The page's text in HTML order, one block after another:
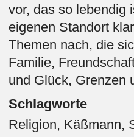
vor, das so lebendig
eigenen Standort
Themen nach, die
Familie,
und Glück, Grenzen
Schlagworte
Religion, Käßmann,